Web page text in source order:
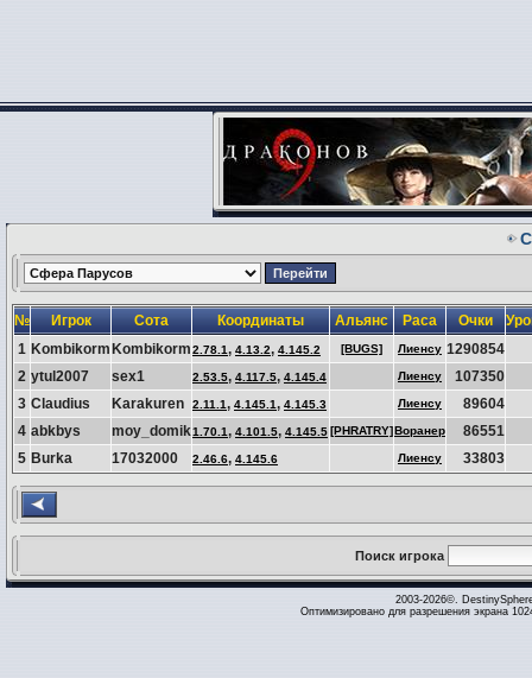
№ Игрок Сота Координаты Альянс Раса Очки
1 Kombikorm Kombikorm2.78.1, 4.13.2, 4.145.2 [BUGS] Лиенсу 1290854
2 ytul2007 sex1 2.53.5, 4.117.5, 4.145.4 Лиенсу
107350
3 Claudius Karakuren 2.11.1, 4.145.1, 4.145.3 Лиенсу
89604
4 abkbys moy_domik1.70.1, 4.101.5, 4.145.5[PHRATRY]Воранер
86551
5 Burka 17032000 2.46.6, 4.145.6 Лиенсу 33803
Поиск игрока
2003-2026©.
Оптимизировано для разрешения экрана